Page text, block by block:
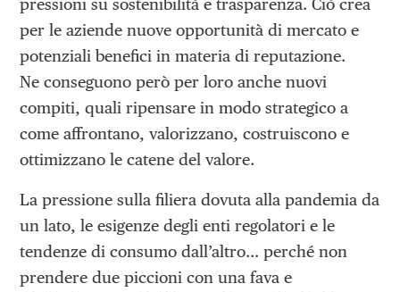
pressioni su sostenibilità e trasparenza. Ciò crea
per le aziende nuove opportunità di mercato e
potenziali benefici in materia di reputazione.
Ne conseguono però per loro anche nuovi
compiti, quali ripensare in modo strategico a
come affrontano, valorizzano, costruiscono e
ottimizzano le catene del valore.
La pressione sulla filiera dovuta alla pandemia da
un lato, le esigenze degli enti regolatori e le
tendenze di consumo dall’altro… perché non
prendere due piccioni con una fava e